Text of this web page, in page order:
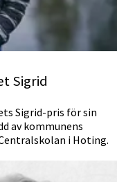
Sigrid
Sigrid-pris för sin
av kommunens
i Hoting.